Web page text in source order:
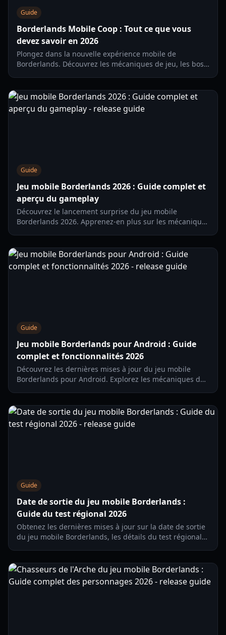
Guide
Borderlands Mobile Coop : Tout ce que vous
devez savoir en 2026
Plongez dans la nouvelle expérience mobile de
Borderlands. Découvrez les mécaniques de jeu, les boss
Guide
Jeu mobile Borderlands 2026 : Guide complet et
aperçu du gameplay
Découvrez le lancement surprise du jeu mobile
Borderlands 2026. Apprenez-en plus sur les mécaniques
Guide
Jeu mobile Borderlands pour Android : Guide
complet et fonctionnalités 2026
Découvrez les dernières mises à jour du jeu mobile
Borderlands pour Android. Explorez les mécaniques de
Guide
Date de sortie du jeu mobile Borderlands :
Guide du test régional 2026
Obtenez les dernières mises à jour sur la date de sortie
du jeu mobile Borderlands, les détails du test régional